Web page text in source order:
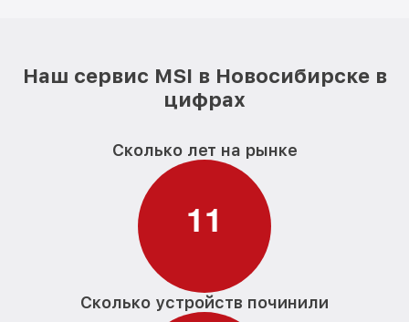
Наш сервис MSI в Новосибирске в
цифрах
Сколько лет на рынке
11
Сколько устройств починили